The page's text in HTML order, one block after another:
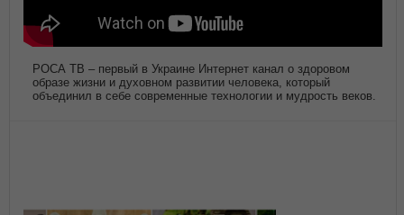
РОСА ТВ – первый в Украине Интернет канал о здоровом
образе жизни и духовном развитии человека, который
объединил в себе современные технологии и мудрость веков.